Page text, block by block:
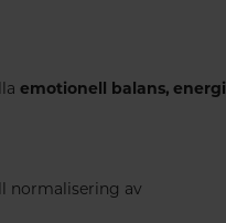
emotionell balans, energi
normalisering av